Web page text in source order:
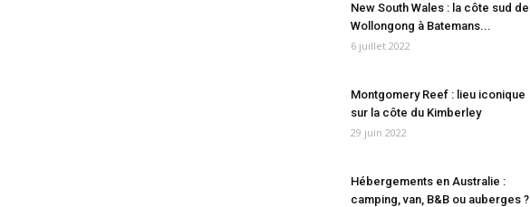
New South Wales : la côte sud de
Wollongong à Batemans...
6 juillet 2022
Montgomery Reef : lieu iconique
sur la côte du Kimberley
29 juin 2022
Hébergements en Australie :
camping, van, B&B ou auberges ?